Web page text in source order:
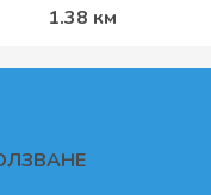
1.38 км